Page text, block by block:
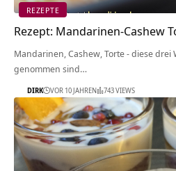
REZEPTE
Rezept: Mandarinen-Cashew
Mandarinen, Cashew, Torte - diese drei
genommen sind…
DIRK VOR 10 JAHREN 743 VIEWS